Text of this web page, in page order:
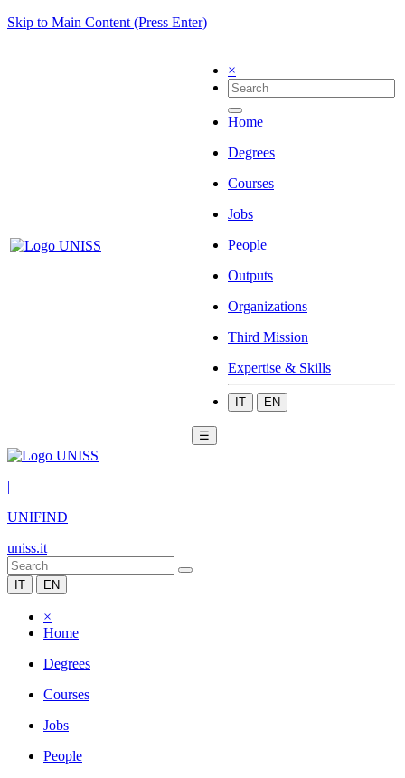
Skip to Main Content (Press Enter)
×
Home
Degrees
Courses
Jobs
People
Outputs
Organizations
Third Mission
Expertise & Skills
IT EN
☰
|
UNIFIND
uniss.it
IT EN
×
Home
Degrees
Courses
Jobs
People